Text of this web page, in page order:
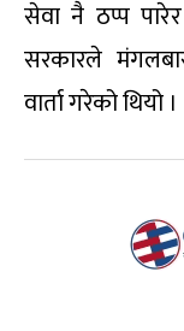
सेवा नै ठप्प
सरकारले
वार्ता गरेको थियो ।